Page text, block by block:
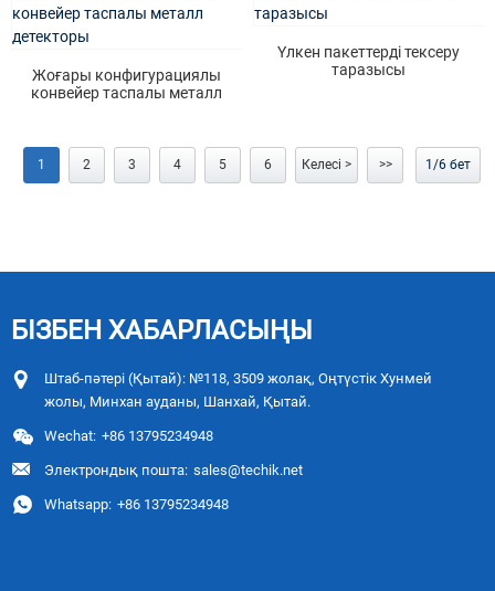
Жоғары конфигурациялы
конвейер таспалы металл
Үлкен пакеттерді тексеру
таразысы
1 2 3 4 5 6 Келесі > >> 1/6 бет
БІЗБЕН ХАБАРЛАСЫҢЫ
Штаб-пәтері (Қытай): №118, 3509 жолақ, Оңтүстік Хунмей
жолы, Минхан ауданы, Шанхай, Қытай.
Wechat: +86 13795234948
Электрондық пошта: sales@techik.net
Whatsapp: +86 13795234948